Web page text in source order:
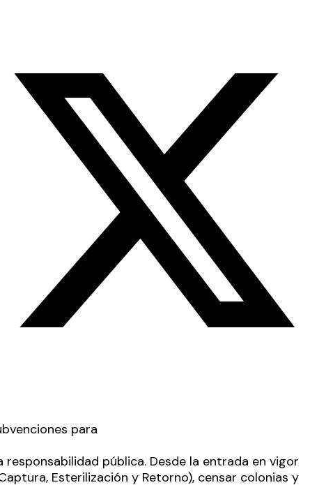
pública. Desde la entrada en vigor
Esterilización y Retorno), censar colonias y